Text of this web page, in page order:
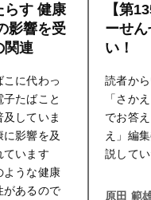
らす 健康
影響を受
関連
に代わっ
たばこと
していま
影響を及
ています
ような健康
があるので
【第
ーせ
い！
読者か
「さか
でお答
え」編
説してい
原田 範